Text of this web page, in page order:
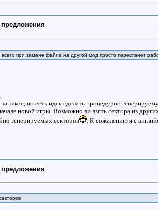
при замене файла на другой мод просто перестанет
такое, но есть идея сделать процедурно
новой игры. Возможно ли взять сектора из
генерируемых секторов
. К сожалению я с